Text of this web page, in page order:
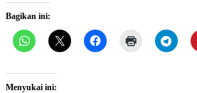
Bagikan ini:
Menyukai ini: